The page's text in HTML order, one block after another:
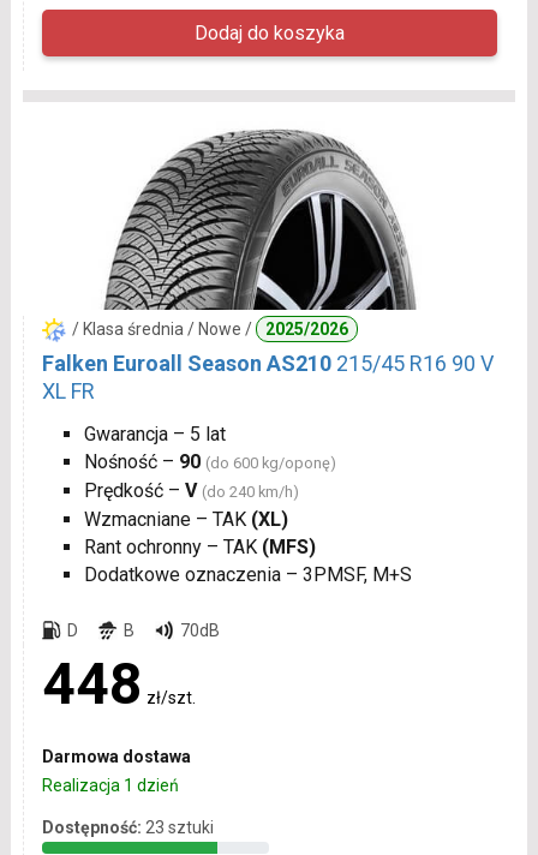
/ Klasa średnia / Nowe / 2025/2026
Falken Euroall Season AS210 215/45 R16 90 V
XL FR
Gwarancja – 5 lat
Nośność – 90 (do 600 kg/oponę)
Prędkość – V (do 240 km/h)
Wzmacniane – TAK (XL)
Rant ochronny – TAK (MFS)
Dodatkowe oznaczenia – 3PMSF, M+S
D B 70dB
448 zł/szt.
Darmowa dostawa
Realizacja 1 dzień
Dostępność: 23 sztuki